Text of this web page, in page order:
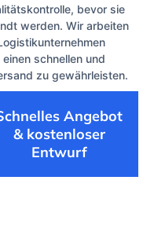
bevor sie
werden. Wir arbeiten
schnellen und
zu gewährleisten.
Angebot
& kostenloser
Entwurf